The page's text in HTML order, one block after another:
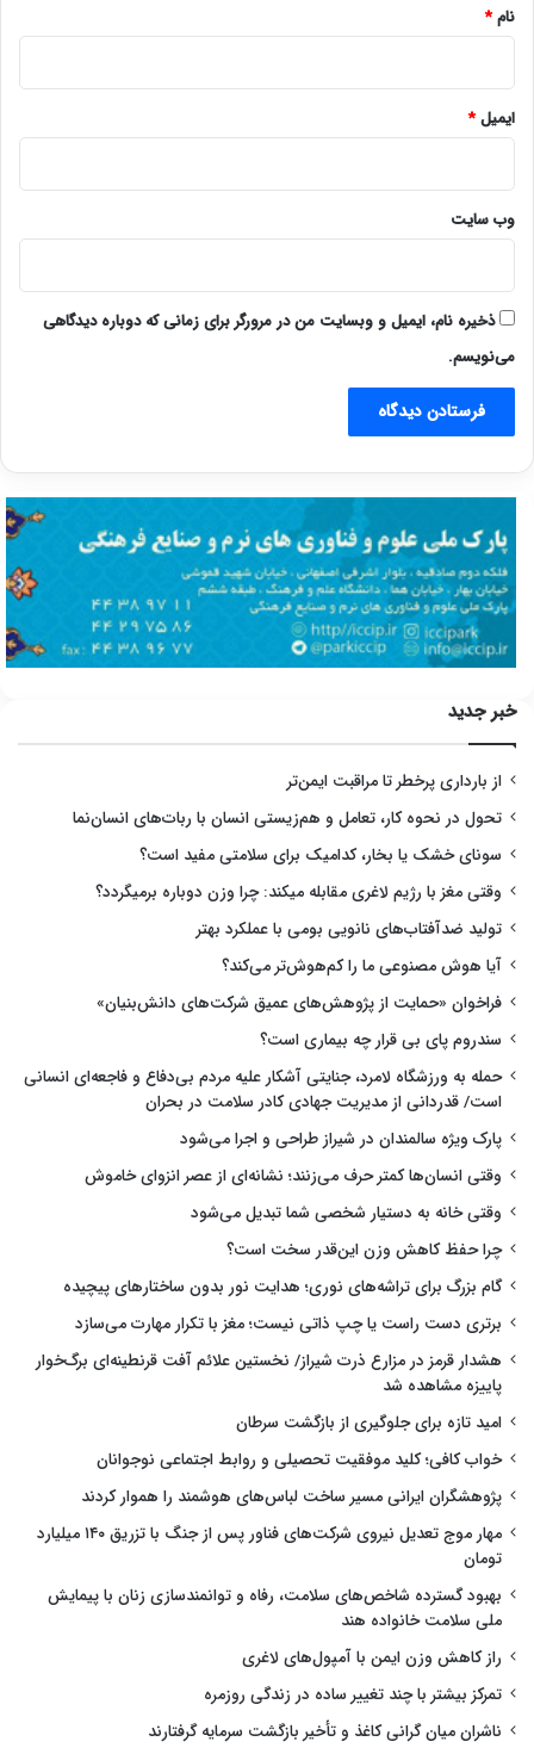
نام*
ایمیل*
وب‌ سایت
ذخیره نام، ایمیل و وبسایت من در مرورگر برای زمانی که دوباره دیدگاهی
می‌نویسم.
خبر جدید
از بارداری پرخطر تا مراقبت ایمن‌تر
تحول در نحوه کار، تعامل و هم‌زیستی انسان با ربات‌های انسان‌نما
سونای خشک یا بخار، کدامیک برای سلامتی مفید است؟
وقتی مغز با رژیم لاغری مقابله میکند: چرا وزن دوباره برمیگردد؟
تولید ضدآفتاب‌های نانویی بومی با عملکرد بهتر
آیا هوش مصنوعی ما را کم‌هوش‌تر می‌کند؟
فراخوان «حمایت از پژوهش‌های عمیق شرکت‌های دانش‌بنیان»
سندروم پای بی قرار چه بیماری است؟
حمله به ورزشگاه لامرد، جنایتی آشکار علیه مردم بی‌دفاع و فاجعه‌ای انسانی
است/ قدردانی از مدیریت جهادی کادر سلامت در بحران
پارک ویژه سالمندان در شیراز طراحی و اجرا می‌شود
وقتی انسان‌ها کمتر حرف می‌زنند؛ نشانه‌ای از عصر انزوای خاموش
وقتی خانه به دستیار شخصی شما تبدیل می‌شود
چرا حفظ کاهش وزن این‌قدر سخت است؟
گام بزرگ برای تراشه‌های نوری؛ هدایت نور بدون ساختارهای پیچیده
برتری دست راست یا چپ ذاتی نیست؛ مغز با تکرار مهارت می‌سازد
هشدار قرمز در مزارع ذرت شیراز/ نخستین علائم آفت قرنطینه‌ای برگ‌خوار
پاییزه مشاهده شد
امید تازه برای جلوگیری از بازگشت سرطان
خواب کافی؛ کلید موفقیت تحصیلی و روابط اجتماعی نوجوانان
پژوهشگران ایرانی مسیر ساخت لباس‌های هوشمند را هموار کردند
مهار موج تعدیل نیروی شرکت‌های فناور پس از جنگ با تزریق ۱۴۰ میلیارد
تومان
بهبود گسترده شاخص‌های سلامت، رفاه و توانمندسازی زنان با پیمایش
ملی سلامت خانواده هند
راز کاهش وزن ایمن با آمپول‌های لاغری
تمرکز بیشتر با چند تغییر ساده در زندگی روزمره
ناشران میان گرانی کاغذ و تأخیر بازگشت سرمایه گرفتارند